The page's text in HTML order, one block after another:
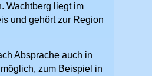
Wachtberg liegt im
und gehört zur Region
Absprache auch in
zum Beispiel in